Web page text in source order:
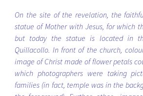
On the site of the revelation, the
statue of Mother with Jesus, for which
but today the statue is located in
Quillacollo. In front of the church,
image of Christ made of flower petals
which photographers were taking
families (in fact, temple was in the